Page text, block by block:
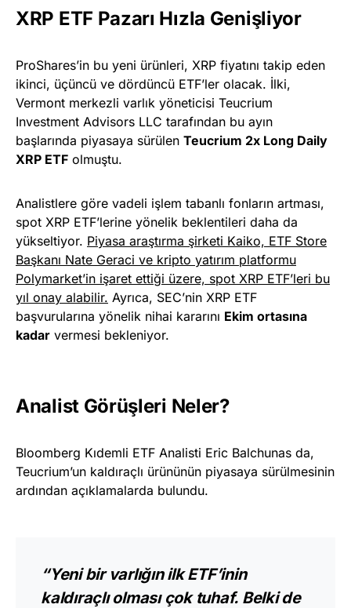
XRP ETF Pazarı Hızla Genişliyor
ProShares’in bu yeni ürünleri, XRP fiyatını takip eden
ikinci, üçüncü ve dördüncü ETF’ler olacak. İlki,
Vermont merkezli varlık yöneticisi Teucrium
Investment Advisors LLC tarafından bu ayın
başlarında piyasaya sürülen Teucrium 2x Long Daily
XRP ETF olmuştu.
Analistlere göre vadeli işlem tabanlı fonların artması,
spot XRP ETF’lerine yönelik beklentileri daha da
yükseltiyor. Piyasa araştırma şirketi Kaiko, ETF Store
Başkanı Nate Geraci ve kripto yatırım platformu
Polymarket’in işaret ettiği üzere, spot XRP ETF’leri bu
yıl onay alabilir. Ayrıca, SEC’nin XRP ETF
başvurularına yönelik nihai kararını Ekim ortasına
kadar vermesi bekleniyor.
Analist Görüşleri Neler?
Bloomberg Kıdemli ETF Analisti Eric Balchunas da,
Teucrium’un kaldıraçlı ürününün piyasaya sürülmesinin
ardından açıklamalarda bulundu.
“Yeni bir varlığın ilk ETF’inin
kaldıraçlı olması çok tuhaf. Belki de